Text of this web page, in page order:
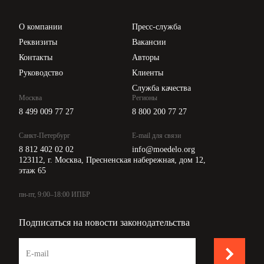
О компании
Реквизиты
Контакты
Руководство
Пресс-служба
Вакансии
Авторы
Клиенты
Служба качества
Москва
8 499 009 77 27
Санкт-Петербург
8 812 402 02 02
Регионы
8 800 200 77 27
E-mail для связи
info@moedelo.org
123112, г. Москва, Пресненская набережная, дом 12,
этаж 65
пн-пт, 9:00–18:00 ИПБР
Подписаться на новости законодательства